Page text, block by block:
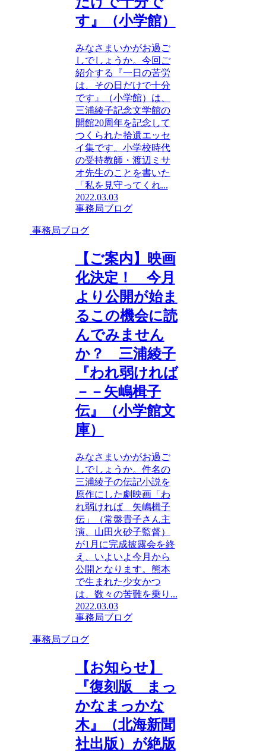
す』（小学館）
みなさまいかがお過ご
しでしょうか。今回ご
紹介する『一日の苦労
は、その日だけで十分
です』（小学館）は、
三浦綾子記念文学館の
開館20周年を記念して
つくられた拾遺エッセ
イ集です。小学校時代
の受持教師・渡辺ミサ
オ先生のことを書いた
「私を見守ってくれ...
2022.03.03
事務局ブログ
事務局ブログ
【ご案内】映画
化決定！ 今月
より公開が始ま
るこの機会に読
んでみません
か？ 三浦綾子
『われ弱ければ
－－矢嶋楫子
伝』（小学館文
庫）
みなさまいかがお過ご
しでしょうか。件名の
三浦綾子の伝記小説を
原作にした劇映画「わ
れ弱ければ 矢嶋楫子
伝」（常盤貴子さん主
演、山田火砂子監督）
が1月に完成披露会を終
え、いよいよ今月から
公開となります。熊本
で生まれた少女かつ
は、数々の苦難を乗り...
2022.03.03
事務局ブログ
事務局ブログ
【お知らせ】
『復刻版 まっ
かなまっかな
木』（北海新聞
社出版）が絶版